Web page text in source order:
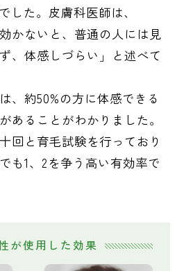
した。皮膚科医師は、
かないと、普通の人には見
、体感しづらい」と述べて
、約50%の方に体感できる
あることがわかりました。
回と育毛試験を行っており
も1、2を争う高い有効率で
が使用した効果